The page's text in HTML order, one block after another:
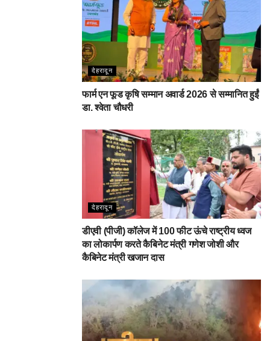
देहरादून
फार्म एन फूड कृषि सम्मान अवार्ड 2026 से सम्मानित हुईं
डा. श्वेता चौधरी
देहरादून
डीएवी (पीजी) कॉलेज में 100 फीट ऊंचे राष्ट्रीय ध्वज
का लोकार्पण करते कैबिनेट मंत्री गणेश जोशी और
कैबिनेट मंत्री खजान दास